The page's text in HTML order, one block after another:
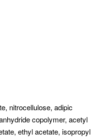
nitrocellulose, adipic
copolymer, acetyl
ethyl acetate, isopropyl